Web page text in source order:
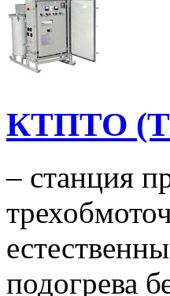
КТПТО
– станция
подогрева